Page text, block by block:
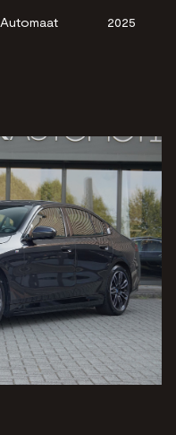
Automaat 2025